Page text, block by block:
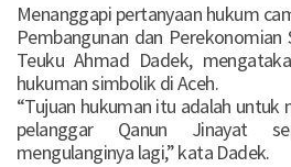
Menanggapi pertanyaan hukum
Pembangunan dan Perekonomian
Teuku Ahmad Dadek,
hukuman simbolik di Aceh.
“Tujuan hukuman itu adalah untuk
pelanggar Qanun Jinayat
mengulanginya lagi,” kata Dadek.